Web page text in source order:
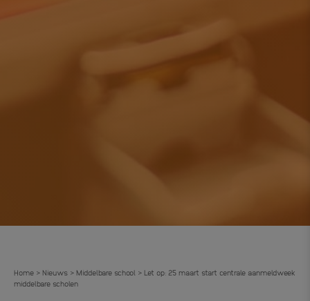
Home > Nieuws > Middelbare school > Let op: 25 maart start centrale aanmeldweek
middelbare scholen